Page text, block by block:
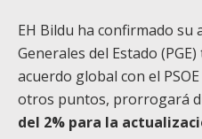
EH Bildu ha confirmado su
Generales del Estado
acuerdo global con el
otros puntos, prorrogará
del 2% para la